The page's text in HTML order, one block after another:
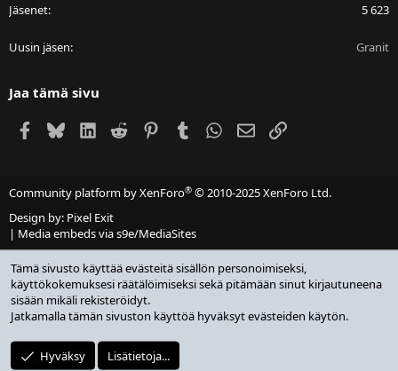
Jäsenet 5 623
Uusin jäsen Granit
Jaa tämä sivu
Facebook
BlueskyLinkedIn
Reddit PinterestTumblr WhatsApp
Sähköposti
Linkki
Community platform by XenForo® © 2010-2025 XenForo Ltd.
Design by: Pixel Exit
| Media embeds via s9e/MediaSites
Tämä sivusto käyttää evästeitä sisällön personoimiseksi,
käyttökokemuksesi räätälöimiseksi sekä pitämään sinut kirjautuneena
sisään mikäli rekisteröidyt.
Jatkamalla tämän sivuston käyttöä hyväksyt evästeiden käytön.
Hyväksy Lisätietoja...